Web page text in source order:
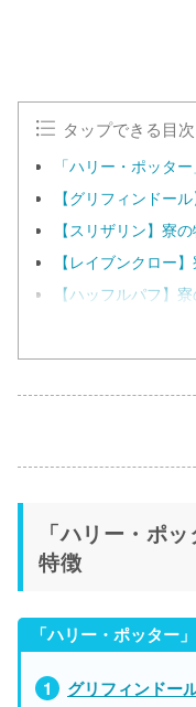
タップできる目次
「ハリー・ポッタ
【グリフィンドー
【スリザリン】寮
【レイブンクロー
【ハッフルパフ】
「ハリー・ポ
特徴
「ハリー・ポッター
グリフィンドー